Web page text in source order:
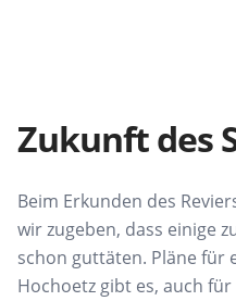
Zukunft des
Beim Erkunden des
wir zugeben, dass einige
schon guttäten. Pläne für
Hochoetz gibt es, auch